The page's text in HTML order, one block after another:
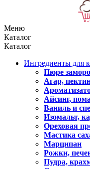
Меню
Каталог
Каталог
Ингредиенты для
Пюре
Агар,
Айсинг,
Ваниль и
Изомальт,
Ореховая
Мастика
Марципан
Рожки,
Пудра,